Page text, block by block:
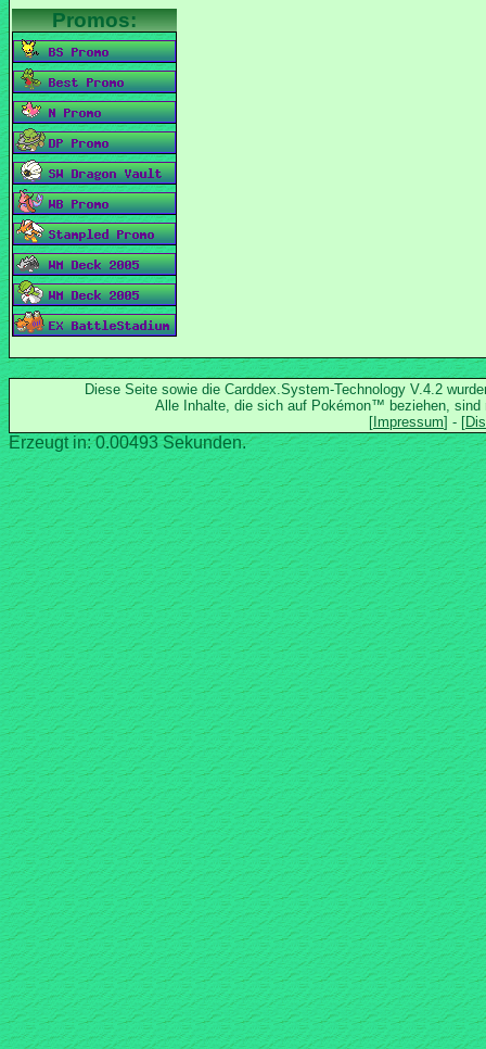
Diese Seite sowie die Carddex.System-Technology V.4.2
Alle Inhalte, die sich auf Pokémon™ beziehen, sind
Erzeugt in: 0.00493 Sekunden.